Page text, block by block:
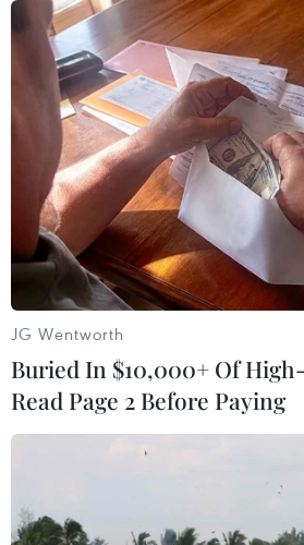
#Tổng tài sản
#Lợi nhuận #Nợ
Theo dõi VietnamPlus
TIN LIÊN QUAN
JG Wentworth
Buried In $10,000+ Of
Read Page 2 Before Paying